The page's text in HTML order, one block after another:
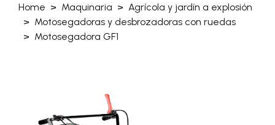
Home Maquinaria
Agrícola y jardín a explosión
Motosegadoras y desbrozadoras con ruedas
Motosegadora GF1